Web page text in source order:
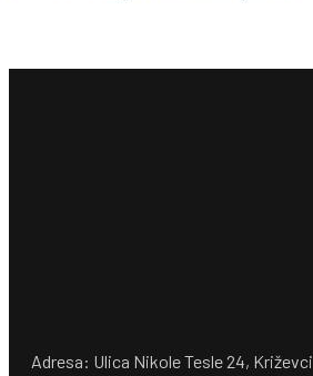
Adresa: Ulica Nikole Tesle 24, Križevci